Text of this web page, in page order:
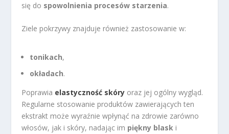
się do spowolnienia procesów starzenia.
Ziele pokrzywy znajduje również zastosowanie w:
tonikach,
okładach.
Poprawia elastyczność skóry oraz jej ogólny wygląd.
Regularne stosowanie produktów zawierających ten
ekstrakt może wyraźnie wpłynąć na zdrowie zarówno
włosów, jak i skóry, nadając im piękny blask i